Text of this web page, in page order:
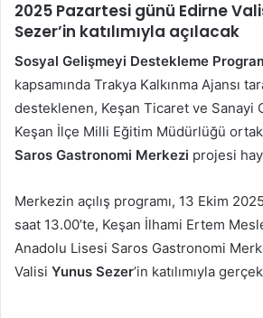
2025 Pazartesi günü Edirne
Sezer’in katılımıyla açılacak
Sosyal Gelişmeyi Destekleme
kapsamında Trakya Kalkınma Ajansı
desteklenen, Keşan Ticaret ve Sanayi
Keşan İlçe Milli Eğitim Müdürlüğü
Saros Gastronomi Merkezi projesi
Merkezin açılış programı, 13 Ekim
saat 13.00’te, Keşan İlhami Ertem
Anadolu Lisesi Saros Gastronomi
Valisi Yunus Sezer’in katılımıyla